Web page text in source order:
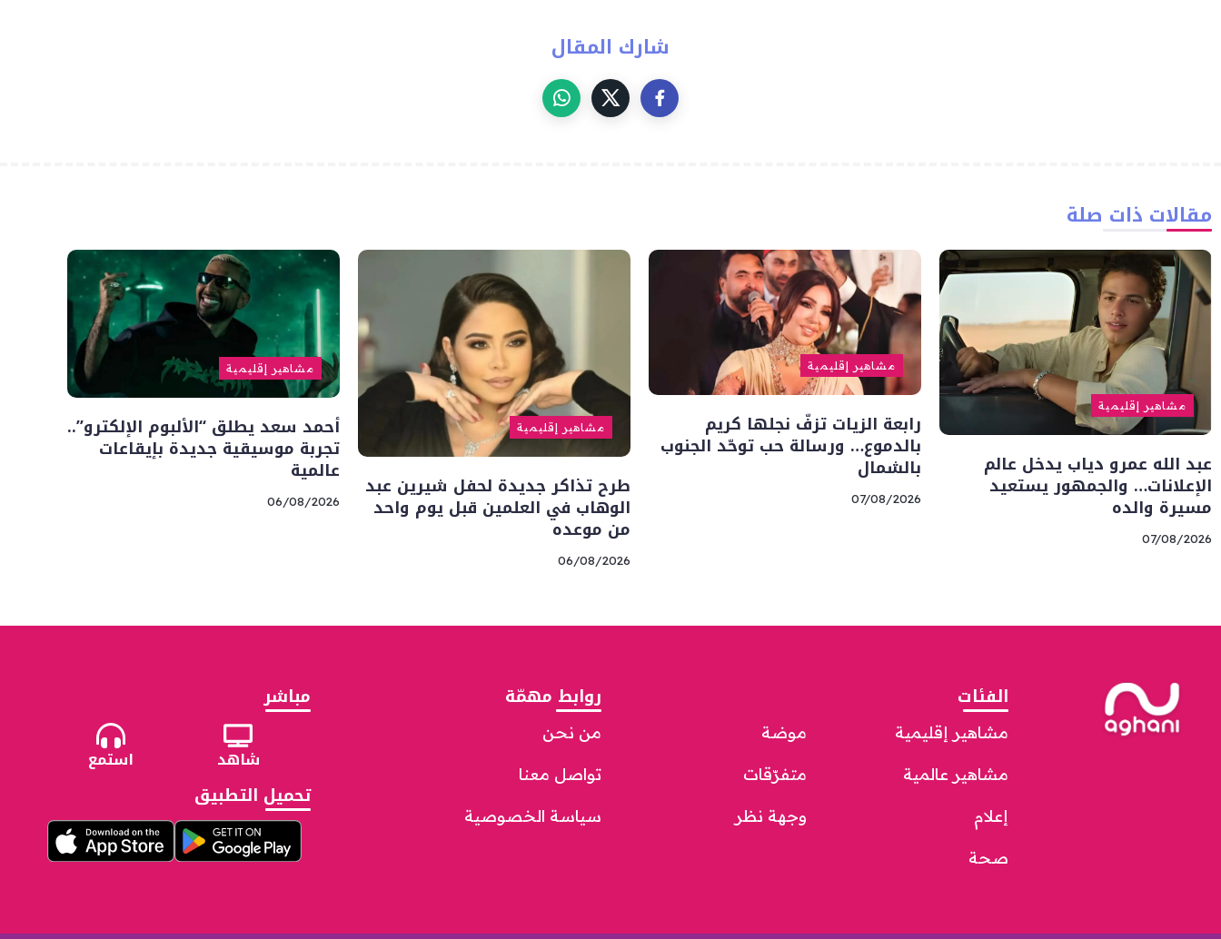
شارك المقال
مقالات ذات صلة
مشاهير إقليمية
عبد الله عمرو دياب يدخل عالم
الإعلانات… والجمهور يستعيد
مسيرة والده
07/08/2026
مشاهير إقليمية
رابعة الزيات تزفّ نجلها كريم
بالدموع… ورسالة حب توحّد الجنوب
بالشمال
07/08/2026
مشاهير إقليمية
طرح تذاكر جديدة لحفل شيرين عبد
الوهاب في العلمين قبل يوم واحد
من موعده
06/08/2026
مشاهير إقليمية
أحمد سعد يطلق “الألبوم الإلكترو”..
تجربة موسيقية جديدة بإيقاعات
عالمية
06/08/2026
الفئات
مشاهير إقليمية
مشاهير عالمية
إعلام
صحة
موضة
متفرّقات
وجهة نظر
روابط مهمّة
من نحن
تواصل معنا
سياسة الخصوصية
مباشر
شاهد استمع
تحميل التطبيق